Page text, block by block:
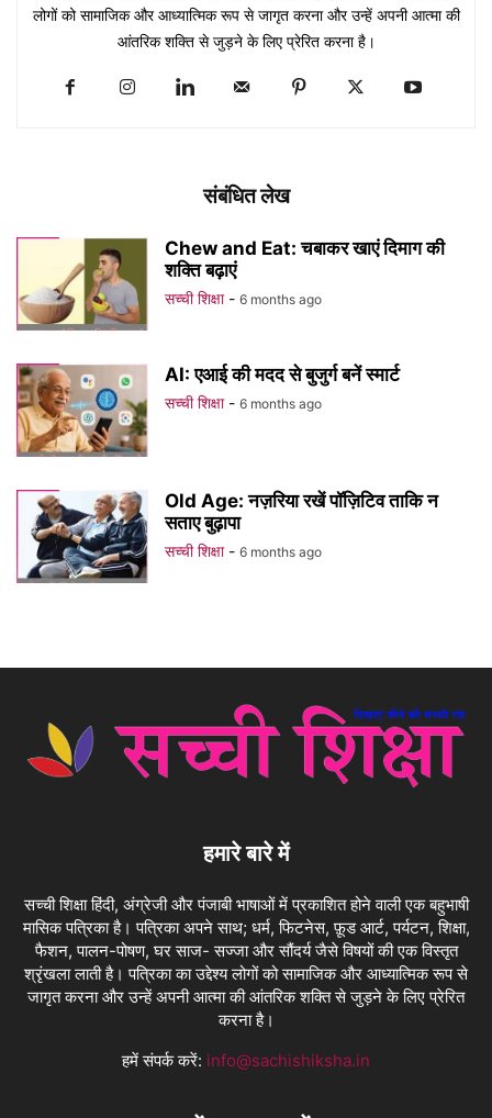
लोगों को सामाजिक और आध्यात्मिक रूप से जागृत करना और उन्हें अपनी आत्मा की
आंतरिक शक्ति से जुड़ने के लिए प्रेरित करना है।
संबंधित लेख
Chew and Eat: चबाकर खाएं दिमाग की
शक्ति बढ़ाएं
सच्ची शिक्षा - 6 months ago
AI: एआई की मदद से बुजुर्ग बनें स्मार्ट
सच्ची शिक्षा - 6 months ago
Old Age: नज़रिया रखें पॉज़िटिव ताकि न
सताए बुढ़ापा
सच्ची शिक्षा - 6 months ago
हमारे बारे में
सच्ची शिक्षा हिंदी, अंग्रेजी और पंजाबी भाषाओं में प्रकाशित होने वाली एक बहुभाषी
मासिक पत्रिका है। पत्रिका अपने साथ; धर्म, फिटनेस, फ़ूड आर्ट, पर्यटन, शिक्षा,
फैशन, पालन-पोषण, घर साज- सज्जा और सौंदर्य जैसे विषयों की एक विस्तृत
श्रृंखला लाती है। पत्रिका का उद्देश्य लोगों को सामाजिक और आध्यात्मिक रूप से
जागृत करना और उन्हें अपनी आत्मा की आंतरिक शक्ति से जुड़ने के लिए प्रेरित
करना है।
हमें संपर्क करें: info@sachishiksha.in